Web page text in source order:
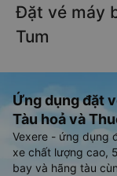
Đặt vé máy
Tum
Ứng dụng đặt
Tàu hoả và
Vexere - ứng dụng
xe chất lượng cao,
bay và hãng tàu